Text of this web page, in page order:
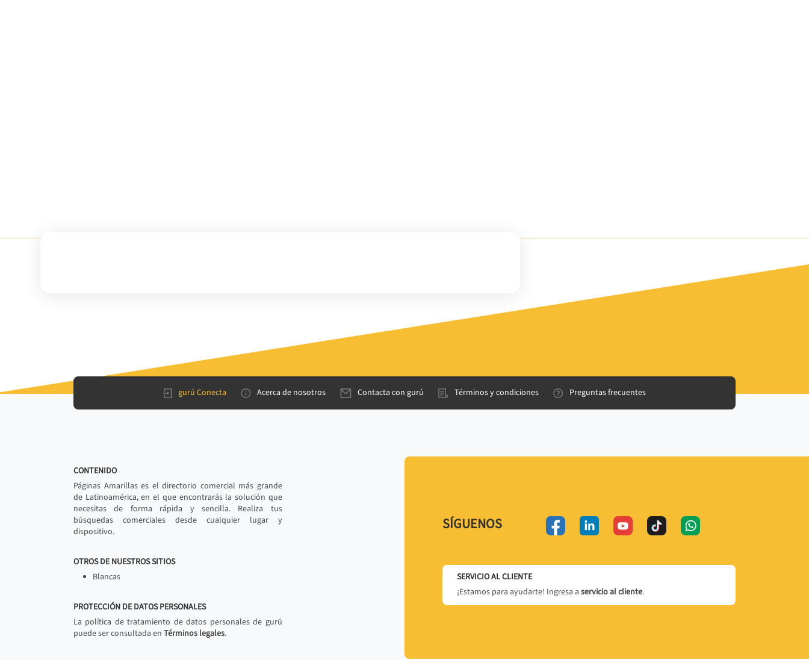
gurú Conecta Acerca de nosotros Contacta con gurú Términos y condiciones Preguntas frecuentes
CONTENIDO
Páginas Amarillas es el directorio comercial más grande
de Latinoamérica, en el que encontrarás la solución que
necesitas de forma rápida y sencilla. Realiza tus
búsquedas comerciales desde cualquier lugar y
dispositivo.
OTROS DE NUESTROS SITIOS
Blancas
PROTECCIÓN DE DATOS PERSONALES
La política de tratamiento de datos personales de gurú
puede ser consultada en Términos legales.
SÍGUENOS
SERVICIO AL CLIENTE
¡Estamos para ayudarte! Ingresa a servicio al cliente.